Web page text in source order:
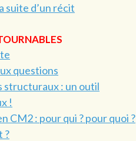
suite d’un récit
questions
structuraux : un outil
!
CM2 : pour qui ? pour quoi ?
?